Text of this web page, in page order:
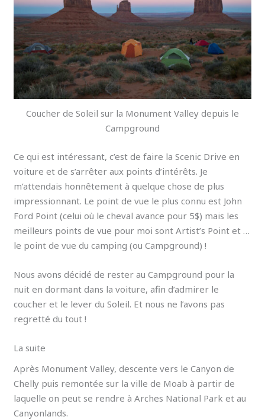
Coucher de Soleil sur la Monument Valley depuis le
Campground
Ce qui est intéressant, c’est de faire la Scenic Drive en
voiture et de s’arrêter aux points d’intérêts. Je
m’attendais honnêtement à quelque chose de plus
impressionnant. Le point de vue le plus connu est John
Ford Point (celui où le cheval avance pour 5$) mais les
meilleurs points de vue pour moi sont Artist’s Point et …
le point de vue du camping (ou Campground) !
Nous avons décidé de rester au Campground pour la
nuit en dormant dans la voiture, afin d’admirer le
coucher et le lever du Soleil. Et nous ne l’avons pas
regretté du tout !
La suite
Après Monument Valley, descente vers le Canyon de
Chelly puis remontée sur la ville de Moab à partir de
laquelle on peut se rendre à Arches National Park et au
Canyonlands.